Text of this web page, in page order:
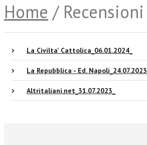
Home / Recensioni
La Civilta' Cattolica_06.01.2024_
La Repubblica - Ed. Napoli_24.07.2023_
Altritaliani.net_31.07.2023_